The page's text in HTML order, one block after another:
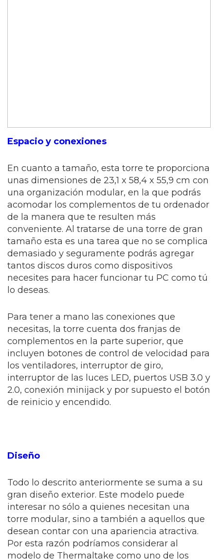
Espacio y conexiones
En cuanto a tamaño, esta torre te proporciona
unas dimensiones de 23,1 x 58,4 x 55,9 cm con
una organización modular, en la que podrás
acomodar los complementos de tu ordenador
de la manera que te resulten más
conveniente. Al tratarse de una torre de gran
tamaño esta es una tarea que no se complica
demasiado y seguramente podrás agregar
tantos discos duros como dispositivos
necesites para hacer funcionar tu PC como tú
lo deseas.
Para tener a mano las conexiones que
necesitas, la torre cuenta dos franjas de
complementos en la parte superior, que
incluyen botones de control de velocidad para
los ventiladores, interruptor de giro,
interruptor de las luces LED, puertos USB 3.0 y
2.0, conexión minijack y por supuesto el botón
de reinicio y encendido.
Diseño
Todo lo descrito anteriormente se suma a su
gran diseño exterior. Este modelo puede
interesar no sólo a quienes necesitan una
torre modular, sino a también a aquellos que
desean contar con una apariencia atractiva.
Por esta razón podríamos considerar al
modelo de Thermaltake como uno de los